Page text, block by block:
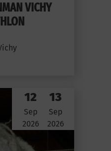
VICHY
12
Sep
2026
13
Sep
2026